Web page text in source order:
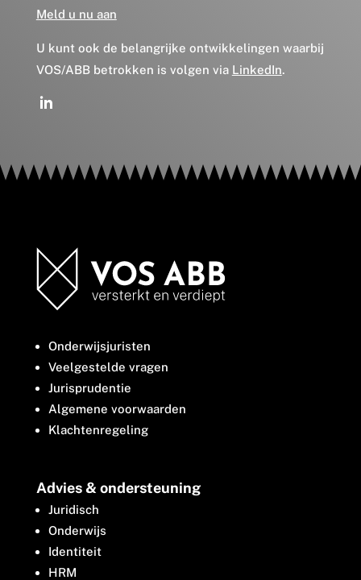
Meld u nu aan
U kunt ook de belangrijke ontwikkelingen waarbij
VOS/ABB betrokken is volgen via LinkedIn.
Onderwijsjuristen
Veelgestelde vragen
Jurisprudentie
Algemene voorwaarden
Klachtenregeling
Advies & ondersteuning
Juridisch
Onderwijs
Identiteit
HRM